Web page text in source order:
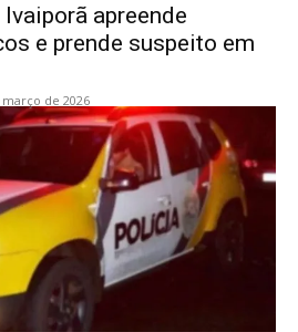
apreende
e prende suspeito em
março de 2026